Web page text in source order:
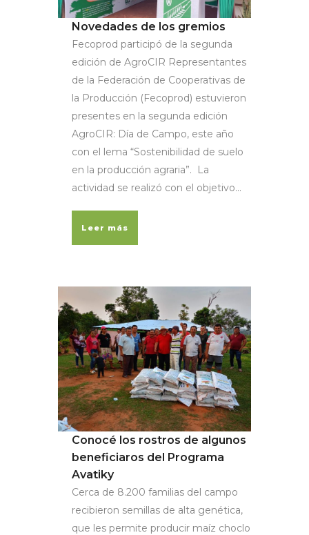
Novedades de los gremios
Fecoprod participó de la segunda
edición de AgroCIR Representantes
de la Federación de Cooperativas de
la Producción (Fecoprod) estuvieron
presentes en la segunda edición
AgroCIR: Día de Campo, este año
con el lema “Sostenibilidad de suelo
en la producción agraria”. La
actividad se realizó con el objetivo...
Leer más
Conocé los rostros de algunos
beneficiaros del Programa
Avatiky
Cerca de 8.200 familias del campo
recibieron semillas de alta genética,
que les permite producir maíz choclo